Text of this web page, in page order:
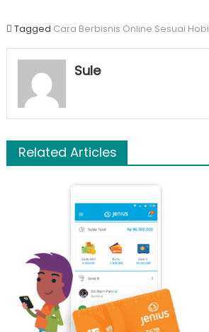
Tagged Cara Berbisnis Online Sesuai Hobi
Sule
Related Articles